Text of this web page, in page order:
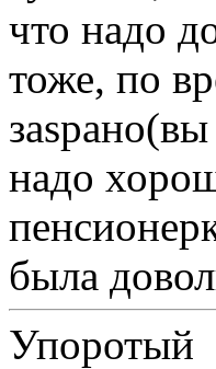
что надо
тоже, по
надо
была
Упоротый